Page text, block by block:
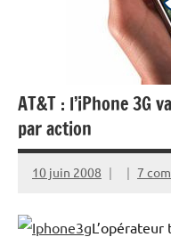
AT&T : l’iPhone 3G
par action
10 juin 2008 7